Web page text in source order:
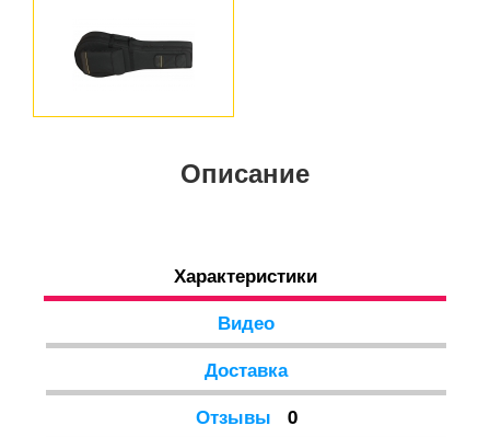
Описание
Характеристики
Видео
Доставка
Отзывы
0